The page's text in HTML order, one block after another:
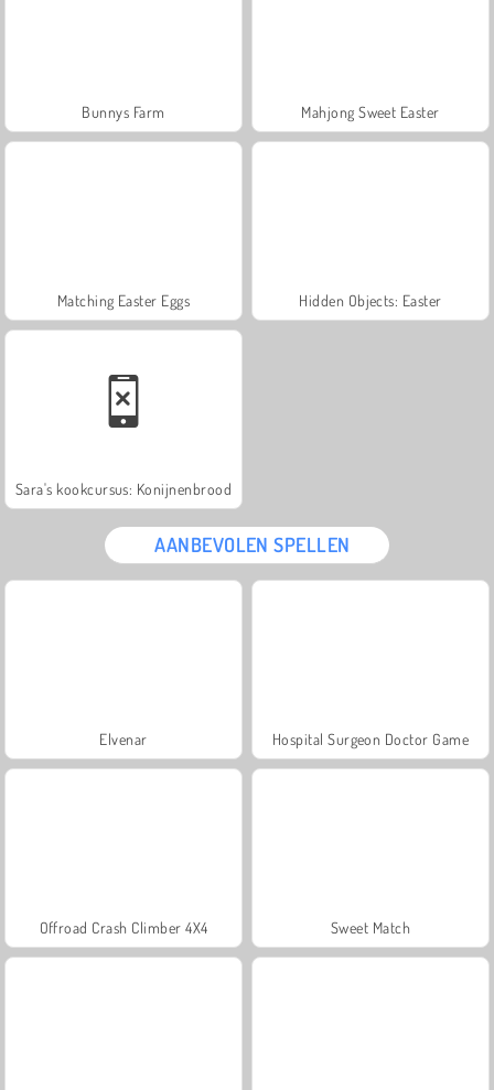
Bunnys Farm Mahjong Sweet Easter
Matching Easter Eggs Hidden Objects: Easter
Sara's kookcursus: Konijnenbrood
AANBEVOLEN SPELLEN
Elvenar Hospital Surgeon Doctor Game
Offroad Crash Climber 4X4 Sweet Match